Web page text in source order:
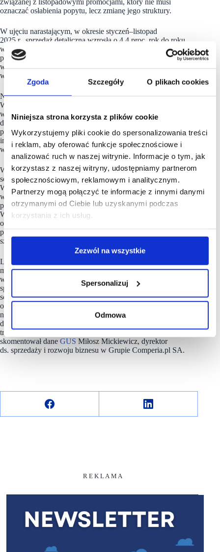
Zgoda Szczegóły O plikach cookies
Niniejsza strona korzysta z plików cookie
Wykorzystujemy pliki cookie do spersonalizowania treści
i reklam, aby oferować funkcje społecznościowe i
analizować ruch w naszej witrynie. Informacje o tym, jak
korzystasz z naszej witryny, udostępniamy partnerom
społecznościowym, reklamowym i analitycznym.
Partnerzy mogą połączyć te informacje z innymi danymi
otrzymanymi od Ciebie lub uzyskanymi podczas
korzystania z ich usług.
Zezwól na wszystkie
Spersonalizuj
Odmowa
oznaczać osłabienia popytu, lecz zmianę jego struktury.
W ujęciu narastającym, w okresie styczeń–listopad
2025 r., sprzedaż detaliczna wzrosła o 4,4 proc. rok do roku,
wobec 2,7 proc. w analogicznym okresie 2024 r. To
potwierdza, że mimo miesięcznych wahań konsumpcja
w całym 2025 r. pozostaje wyraźnie silniejsza niż rok
wcześniej.
Na tle handlu ogółem stabilnie prezentuje się e-commerce.
W listopadzie wartość sprzedaży internetowej była o 6,6 proc.
wyższa niż przed rokiem, a udział sprzedaży online w handlu
detalicznym wzrósł z 10,7 proc. do 11,0 proc. To najwyższy
poziom od listopada 2023 r. i potwierdzenie, że kanał
internetowy w okresach promocyjnych przejmuje coraz
większą część popytu konsumenckiego.
W rozbiciu na poszczególne kategorie widać, że nie wszystkie
segmenty e-commerce rozwijają się w tym samym tempie.
W listopadzie wzrósł udział sprzedaży internetowej
w grupach tekstylia, odzież, obuwie – z 27,3 proc. do 28,6
proc., oraz meble, RTV, AGD – z 21,3 proc. do 21,4 proc.
W przypadku odzieży jest to jeden z najwyższych poziomów
obserwowanych w ostatnich latach i kolejny dowód na trwałe
przenoszenie zakupów tej kategorii do kanału online, które
szczególnie wyraźnie ujawnia się w końcówce roku.
Listopadowe dane pokazują więc rynek, w którym po bardzo
mocnym październiku widoczne jest wyhamowanie dynamiki
w ujęciu miesiąc do miesiąca, a jednocześnie rośnie znaczenie
sprzedaży internetowej. Grudzień – zgodnie z historycznym
schematem – najpewniej przyniesie spadek udziału e-commerce
oraz ujemną dynamikę miesiąc do miesiąca. Kluczowe będzie
natomiast to, czy w kolejnych miesiącach utrzyma się dodatnia
dynamika sprzedaży online rok do roku, co potwierdzałoby
trwałość zmian obserwowanych w drugiej połowie 2025 r.” –
skomentował dane GUS Miłosz Mickiewicz, dyrektor
ds. sprzedaży i rozwoju biznesu w Grupie Comperia.pl SA.
R E K L A M A